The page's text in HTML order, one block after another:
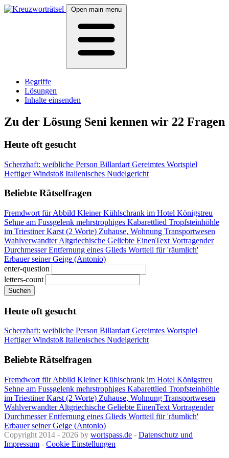
Open main menu
Begriffe
Lösungen
Inhalte einsenden
Zu der Lösung Seni kennen wir 22 Fragen
Heute oft gesucht
Scherzhaft: weibliche Person Billardart Gereimtes Wortspiel
Heftiger Windstoß Italienisches Nudelgericht
Beliebte Rätselfragen
Fremdwort für Abbild Kleiner Kühlschrank im Hotel Königstreu
Sehne am Fussgelenk mehrstrophiges Kabarettlied Tropfsteinhöhle
im Triestiner Karst (2 Worte) Zuhause, Wohnung Transportwesen
WahlverwandterAltgriechische Geliebte EinenText Vortragender
DurchmesserEntfernung eines Glieds Wortteil für 'räumlich'
Erbauer seiner Geige (Antonio)
enter-question
letters-count
Suchen
Heute oft gesucht
Scherzhaft: weibliche Person BillardartGereimtes Wortspiel
Heftiger Windstoß Italienisches Nudelgericht
Beliebte Rätselfragen
Fremdwort für Abbild Kleiner Kühlschrank im Hotel Königstreu
Sehne am Fussgelenk mehrstrophiges Kabarettlied Tropfsteinhöhle
im Triestiner Karst (2 Worte) Zuhause, Wohnung Transportwesen
WahlverwandterAltgriechische Geliebte EinenText Vortragender
DurchmesserEntfernung eines Glieds Wortteil für 'räumlich'
Erbauer seiner Geige (Antonio)
Copyright 2014 - 2026 by wortspass.de - Datenschutz und
Impressum - Cookie Einstellungen